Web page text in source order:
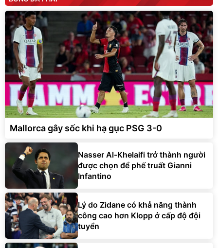
Mallorca gây sốc khi hạ gục PSG 3-0
Nasser Al-Khelaifi trở thành người
được chọn để phế truất Gianni
Infantino
Lý do Zidane có khả năng thành
công cao hơn Klopp ở cấp độ đội
tuyển